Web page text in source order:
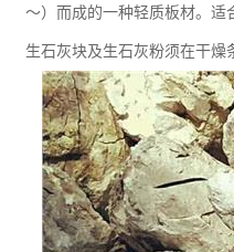
～）而成的一种轻质板材。适
生石灰块及生石灰粉须在干燥